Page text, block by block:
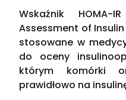
Wskaźnik HOMA-
Assessment of
stosowane w
do oceny
którym komórki
prawidłowo na